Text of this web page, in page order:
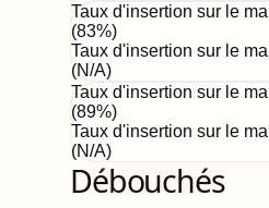
Taux d'insertion sur le
(83%)
Taux d'insertion sur le
(N/A)
Taux d'insertion sur le
(89%)
Taux d'insertion sur le
(N/A)
Débouchés